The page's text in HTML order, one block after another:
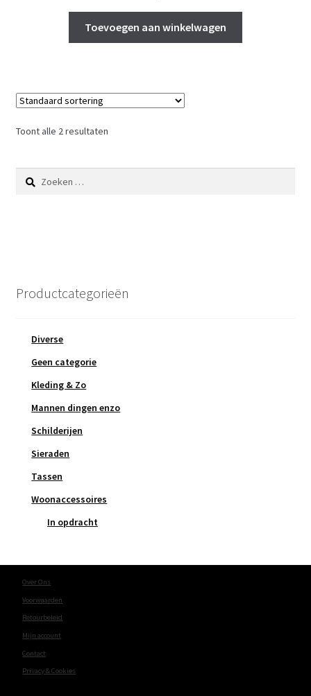
Toevoegen aan winkelwagen
Toont alle 2 resultaten
Zoeken
naar:
Productcategorieën
Diverse
Geen categorie
Kleding & Zo
Mannen dingen enzo
Schilderijen
Sieraden
Tassen
Woonaccessoires
In opdracht
Over Ons
Voorwaarden
Retourbeleid
Mijn account
Contact
Privacy & Cookies